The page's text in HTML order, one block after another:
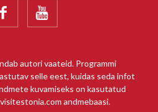
 
autori vaateid. Programmi
selle eest, kuidas seda infot
kuvamiseks on kasutatud
andmebaasi.